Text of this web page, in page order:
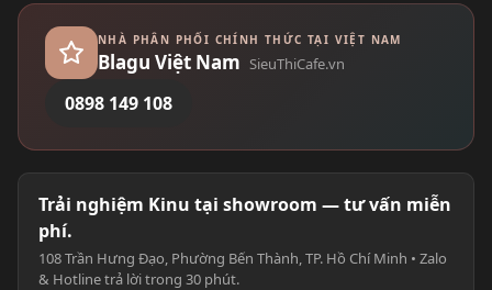
NHÀ PHÂN PHỐI CHÍNH THỨC TẠI VIỆT NAM
Blagu Việt Nam SieuThiCafe.vn
0898 149 108
Trải nghiệm Kinu tại showroom — tư vấn miễn
phí.
108 Trần Hưng Đạo, Phường Bến Thành, TP. Hồ Chí Minh • Zalo
& Hotline trả lời trong 30 phút.